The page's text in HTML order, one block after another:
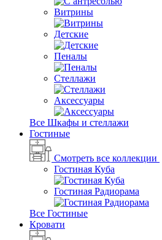
Витрины
Детские
Пеналы
Стеллажи
Аксессуары
Все Шкафы и стеллажи
Гостиные
Смотреть все коллекции
Гостиная Куба
Гостиная Радиорама
Все Гостиные
Кровати